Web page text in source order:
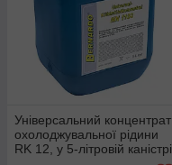
Універсальний концентрат
охолоджувальної рідини
RK 12, у 5-літровій каністрі